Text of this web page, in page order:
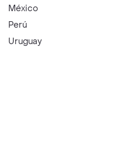
México
Perú
Uruguay